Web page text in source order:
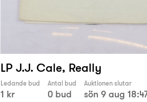
LP J.J. Cale, Really
Ledande bud
1 kr
Antal bud
0 bud
Auktionen slutar
sön 9 aug